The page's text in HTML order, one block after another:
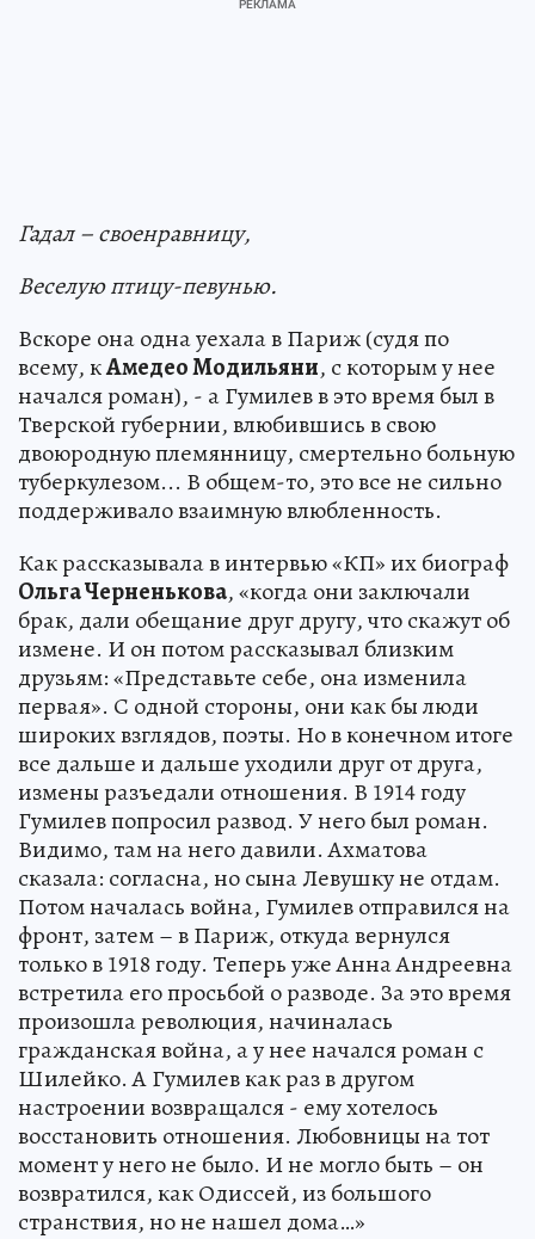
Гадал – своенравницу,
Веселую птицу-певунью.
Вскоре она одна уехала в Париж (судя по
всему, кАмедео Модильяни, с которым у нее
начался роман), - а Гумилев в это время был в
Тверской губернии, влюбившись в свою
двоюродную племянницу, смертельно больную
туберкулезом... В общем-то, это все не сильно
поддерживало взаимную влюбленность.
Как рассказывала в интервью «КП» их биограф
Ольга Черненькова, «когда они заключали
брак, дали обещание друг другу, что скажут об
измене. И он потом рассказывал близким
друзьям: «Представьте себе, она изменила
первая». С одной стороны, они как бы люди
широких взглядов, поэты. Но в конечном итоге
все дальше и дальше уходили друг от друга,
измены разъедали отношения. В 1914 году
Гумилев попросил развод. У него был роман.
Видимо, там на него давили. Ахматова
сказала: согласна, но сына Левушку не отдам.
Потом началась война, Гумилев отправился на
фронт, затем – в Париж, откуда вернулся
только в 1918 году. Теперь уже Анна Андреевна
встретила его просьбой о разводе. За это время
произошла революция, начиналась
гражданская война, а у нее начался роман с
Шилейко. А Гумилев как раз в другом
настроении возвращался - ему хотелось
восстановить отношения. Любовницы на тот
момент у него не было. И не могло быть – он
возвратился, как Одиссей, из большого
странствия, но не нашел дома…»